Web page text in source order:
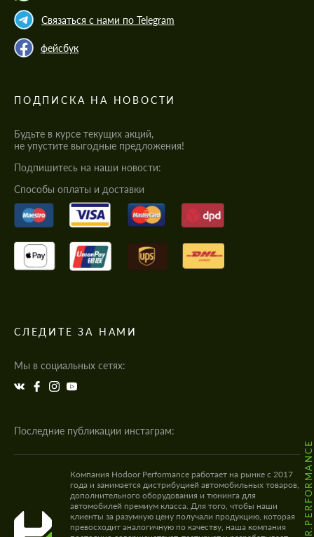
Связаться с нами по Telegram
фейсбук
ПОДПИСКА НА НОВОСТИ
Будьте в курсе текущих акций,
не упустите выгодные предложения!
Подпишитесь на наши новости:
Cпособы оплаты и доставки
СЛЕДИТЕ ЗА НАМИ
Мы в социальных сетях:
Последние публикации инстаграм:
Компания Hodoor Performance работает на рынке с 2017
года и занимается дистрибуцией автомобильных товаров,
дополнительного оборудования и тюнинга для
автомобилей премиум класса. Для того, чтобы наши
клиенты за разумную цену получали продукцию, которая
превосходит аналогичную по качеству, наша компания